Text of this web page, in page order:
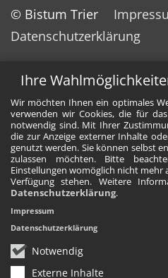
Ihre
Wir möchten Ihnen ein optimales
verwenden wir Cookies, die für
notwendig sind. Mit Ihrer
die zur Anzeige externer Inhalte
genutzt werden. Sie können selbst
zulassen möchten. Bitte
Einstellungen womöglich nicht mehr
Verfügung stehen. Weitere
Datenschutzerklärung.
Notwendig
Externe Inhalte
Impressum
Datenschutzerklärung
© Bistum Trier
Datenschutzerklärung